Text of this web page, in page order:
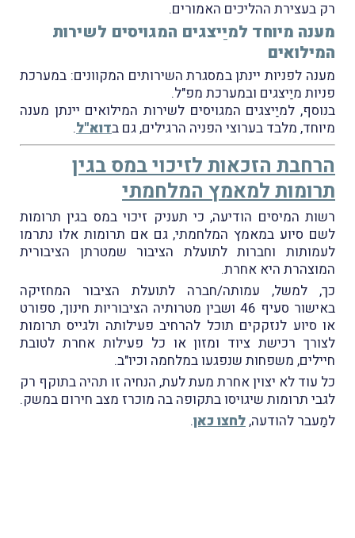
רק בעצירת ההליכים האמורים.
מענה מיוחד למיַיצגים המגויסים לשירות
המילואים
מענה לפניות יינתן במסגרת השירותים המקוונים: במערכת
פניות מיַיצגים ובמערכת מפ"ל.
בנוסף, למיַיצגים המגויסים לשירות המילואים יינתן מענה
מיוחד, מלבד בערוצי הפניה הרגילים, גם בדוא"ל.
הרחבת הזכאות לזיכוי במס בגין
תרומות למאמץ המלחמתי
רשות המיסים הודיעה, כי תעניק זיכוי במס בגין תרומות
לשם סיוע במאמץ המלחמתי, גם אם תרומות אלו נתרמו
לעמותות וחברות לתועלת הציבור שמטרתן הציבורית
המוצהרת היא אחרת.
כך, למשל, עמותה/חברה לתועלת הציבור המחזיקה
באישור סעיף 46 ושבין מטרותיה הציבוריות חינוך, ספורט
או סיוע לנזקקים תוכל להרחיב פעילותה ולגייס תרומות
לצורך רכישת ציוד ומזון או כל פעילות אחרת לטובת
חיילים, משפחות שנפגעו במלחמה וכיו"ב.
כל עוד לא יצוין אחרת מעת לעת, הנחיה זו תהיה בתוקף רק
לגבי תרומות שיגויסו בתקופה בה מוכרז מצב חירום במשק.
למַעבר להודעה,לחצו כאן.